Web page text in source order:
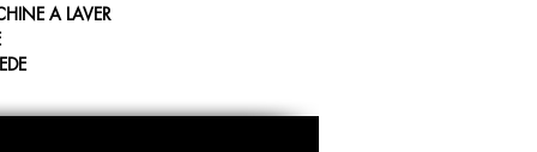
A LAVER